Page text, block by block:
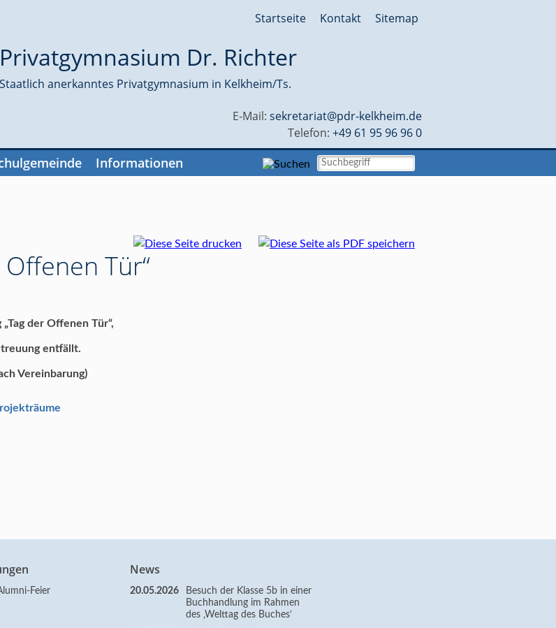
Sitemap
Kontakt
Startseite
Privatgymnasium Dr. Richter
Staatlich anerkanntes Privatgymnasium in Kelkheim/Ts.
E-Mail: sekretariat@pdr-kelkheim.de
Telefon: +49 61 95 96 96 0
Informationen
Tür“
der Offenen Tür“,
entfällt.
Vereinbarung)
Feier
News
20.05.2026
Besuch der Klasse 5b in einer
Buchhandlung im Rahmen
des ‚Welttag des Buches‘